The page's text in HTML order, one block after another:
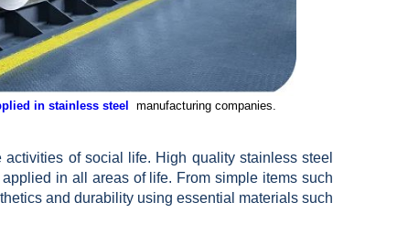
in stainless steel manufacturing companies.
activities of social life. High quality stainless steel
in all areas of life. From simple items such
and durability using essential materials such